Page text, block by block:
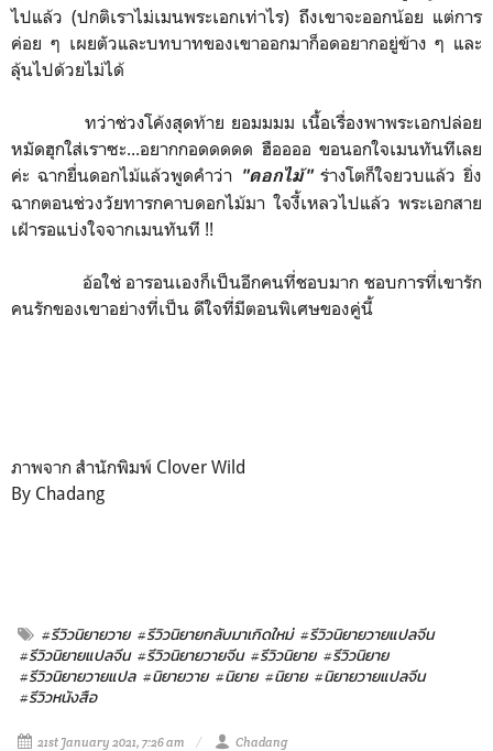
ไปแล้ว (ปกติเราไม่เมนพระเอกเท่าไร) ถึงเขาจะออกน้อย แต่การ
ค่อย ๆ เผยตัวและบทบาทของเขาออกมาก็อดอยากอยู่ข้าง ๆ และ
ลุ้นไปด้วยไม่ได้
ทว่าช่วงโค้งสุดท้าย ยอมมมม เนื้อเรื่องพาพระเอกปล่อย
หมัดฮุกใส่เราซะ...อยากกอดดดดด ฮืออออ ขอนอกใจเมนทันทีเลย
ค่ะ ฉากยื่นดอกไม้แล้วพูดคำว่า "ดอกไม้"ร่างโตก็ใจยวบแล้ว ยิ่ง
ฉากตอนช่วงวัยทารกคาบดอกไม้มา ใจงี้เหลวไปแล้ว พระเอกสาย
เฝ้ารอแบ่งใจจากเมนทันที !!
อ้อใช่ อารอนเองก็เป็นอีกคนที่ชอบมาก ชอบการที่เขารัก
คนรักของเขาอย่างที่เป็น ดีใจที่มีตอนพิเศษของคู่นี้
ภาพจาก สำนักพิมพ์ Clover Wild
By Chadang
#รีวิวนิยายวาย #รีวิวนิยายกลับมาเกิดใหม่ #รีวิวนิยายวายแปลจีน
#รีวิวนิยายแปลจีน #รีวิวนิยายวายจีน #รีวิวนิยาย #รีวิวนิยาย
#รีวิวนิยายวายแปล #นิยายวาย #นิยาย #นิยาย #นิยายวายแปลจีน
#รีวิวหนังสือ
21st January 2021, 7:26 am Chadang